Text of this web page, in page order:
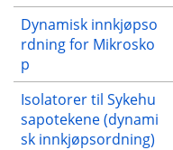
Dynamisk innkjøpso
rdning for Mikrosko
p
Isolatorer til Sykehu
sapotekene (dynami
sk innkjøpsordning)